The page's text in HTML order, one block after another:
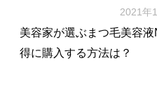
2021年
美容家が選ぶまつ毛美容
得に購入する方法は？